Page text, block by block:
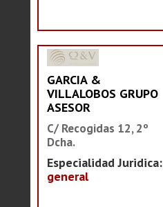
GARCIA &
VILLALOBOS GRUPO
ASESOR
C/ Recogidas 12, 2º
Dcha.
Especialidad Juridica:
general